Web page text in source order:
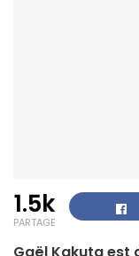
1.5k
PARTAGE